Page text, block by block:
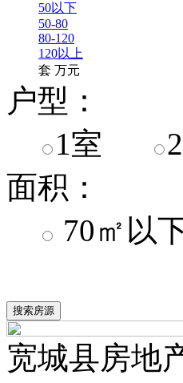
50以下
50-80
80-120
120以上
套 万元
户型：
1室
面积：
70㎡以
宽城县房地